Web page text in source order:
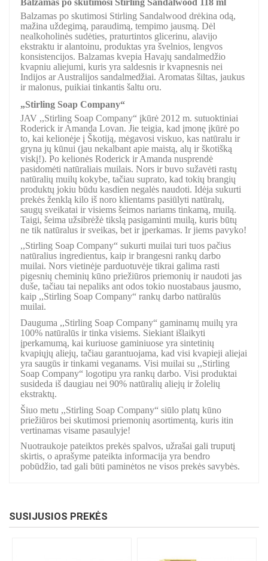
Balzamas po skutimosi Stirling Sandalwood 118 ml
Balzamas po skutimosi Stirling Sandalwood drėkina odą,
mažina uždegimą, paraudimą, tempimo jausmą. Dėl
nealkoholinės sudėties, praturtintos glicerinu, alavijo
ekstraktu ir alantoinu, produktas yra švelnios, lengvos
konsistencijos. Balzamas kvepia Havajų sandalmedžio
kvapniu aliejumi, kuris yra saldesnis ir kvapnesnis nei
Indijos ar Australijos sandalmedžiai. Aromatas šiltas, jaukus
ir malonus, puikiai tinkantis šaltu oru.
„Stirling Soap Company“
JAV ,,Stirling Soap Company“ įkūrė 2012 m. sutuoktiniai
Roderick ir Amanda Lovan. Jie teigia, kad įmonę įkūrė po
to, kai kelionėje į Škotiją, mėgavosi viskuo, kas natūralu ir
gryna jų kūnui (jau nekalbant apie maistą, alų ir škotišką
viskį!). Po kelionės Roderick ir Amanda nusprendė
pasidomėti natūraliais muilais. Nors ir buvo sužavėti rastų
natūralių muilų kokybe, tačiau suprato, kad tokių brangių
produktų jokiu būdu kasdien negalės naudoti. Idėja sukurti
prekės ženklą kilo iš noro klientams pasiūlyti natūralų,
saugų sveikatai ir visiems šeimos nariams tinkamą, muilą.
Taigi, šeima užsibrėžė tikslą pasigaminti muilą, kuris būtų
ne tik natūralus ir sveikas, bet ir įperkamas. Ir jiems pavyko!
,,Stirling Soap Company“ sukurti muilai turi tuos pačius
natūralius ingredientus, kaip ir brangesni rankų darbo
muilai. Nors vietinėje parduotuvėje tikrai galima rasti
pigesnių cheminių kūno priežiūros priemonių ir naudoti jas
duše, tačiau tai nepaliks ant odos tokio nuostabaus jausmo,
kaip ,,Stirling Soap Company“ rankų darbo natūralūs
muilai.
Dauguma ,,Stirling Soap Company“ gaminamų muilų yra
100% natūralūs ir tinka visiems. Siekiant išlaikyti
įperkamumą, kai kuriuose gaminiuose yra sintetinių
kvapiųjų aliejų, tačiau garantuojama, kad visi kvapieji aliejai
yra saugūs ir tinkami veganams. Visi muilai su ,,Stirling
Soap Company“ logotipu yra rankų darbo. Visi produktai
susideda iš daugiau nei 90% natūralių aliejų ir žolelių
ekstraktų.
Šiuo metu ,,Stirling Soap Company“ siūlo platų kūno
priežiūros bei skutimosi priemonių asortimentą, kuris itin
vertinamas visame pasaulyje!
Nuotraukoje pateiktos prekės spalvos, užrašai gali truputį
skirtis, o aprašyme pateikta informacija yra bendro
pobūdžio, tad gali būti paminėtos ne visos prekės savybės.
SUSIJUSIOS PREKĖS